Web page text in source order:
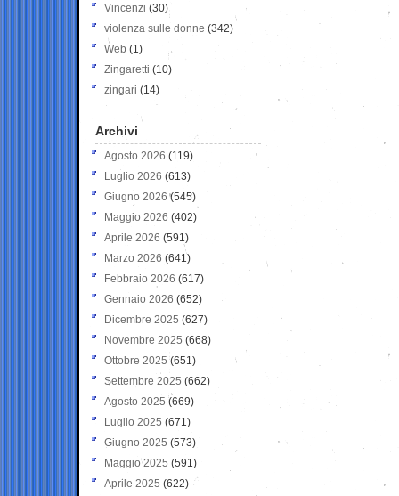
Vincenzi (30)
violenza sulle donne (342)
Web (1)
Zingaretti (10)
zingari (14)
Archivi
Agosto 2026 (119)
Luglio 2026 (613)
Giugno 2026 (545)
Maggio 2026 (402)
Aprile 2026 (591)
Marzo 2026 (641)
Febbraio 2026 (617)
Gennaio 2026 (652)
Dicembre 2025 (627)
Novembre 2025 (668)
Ottobre 2025 (651)
Settembre 2025 (662)
Agosto 2025 (669)
Luglio 2025 (671)
Giugno 2025 (573)
Maggio 2025 (591)
Aprile 2025 (622)